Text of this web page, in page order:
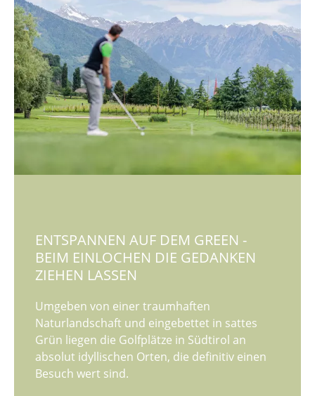
ENTSPANNEN AUF DEM GREEN -
BEIM EINLOCHEN DIE GEDANKEN
ZIEHEN LASSEN
Umgeben von einer traumhaften
Naturlandschaft und eingebettet in sattes
Grün liegen die Golfplätze in Südtirol an
absolut idyllischen Orten, die definitiv einen
Besuch wert sind.